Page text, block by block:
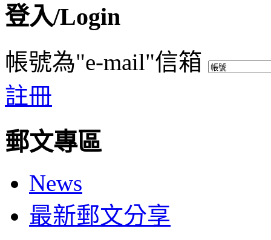
登入/Login
帳號為"e-mail"信箱
註冊
郵文專區
News
最新郵文分享